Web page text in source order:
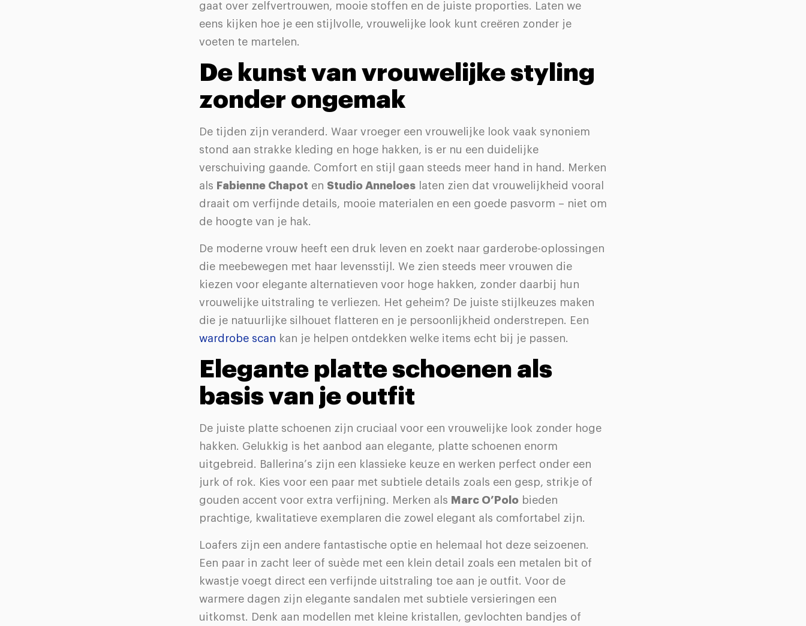
gaat over zelfvertrouwen, mooie stoffen en de juiste proporties. Laten we
eens kijken hoe je een stijlvolle, vrouwelijke look kunt creëren zonder je
voeten te martelen.
De kunst van vrouwelijke styling
zonder ongemak
De tijden zijn veranderd. Waar vroeger een vrouwelijke look vaak synoniem
stond aan strakke kleding en hoge hakken, is er nu een duidelijke
verschuiving gaande. Comfort en stijl gaan steeds meer hand in hand. Merken
als Fabienne Chapot en Studio Anneloes laten zien dat vrouwelijkheid vooral
draait om verfijnde details, mooie materialen en een goede pasvorm – niet om
de hoogte van je hak.
De moderne vrouw heeft een druk leven en zoekt naar garderobe-oplossingen
die meebewegen met haar levensstijl. We zien steeds meer vrouwen die
kiezen voor elegante alternatieven voor hoge hakken, zonder daarbij hun
vrouwelijke uitstraling te verliezen. Het geheim? De juiste stijlkeuzes maken
die je natuurlijke silhouet flatteren en je persoonlijkheid onderstrepen. Een
wardrobe scan kan je helpen ontdekken welke items echt bij je passen.
Elegante platte schoenen als
basis van je outfit
De juiste platte schoenen zijn cruciaal voor een vrouwelijke look zonder hoge
hakken. Gelukkig is het aanbod aan elegante, platte schoenen enorm
uitgebreid. Ballerina’s zijn een klassieke keuze en werken perfect onder een
jurk of rok. Kies voor een paar met subtiele details zoals een gesp, strikje of
gouden accent voor extra verfijning. Merken als Marc O’Polo bieden
prachtige, kwalitatieve exemplaren die zowel elegant als comfortabel zijn.
Loafers zijn een andere fantastische optie en helemaal hot deze seizoenen.
Een paar in zacht leer of suède met een klein detail zoals een metalen bit of
kwastje voegt direct een verfijnde uitstraling toe aan je outfit. Voor de
warmere dagen zijn elegante sandalen met subtiele versieringen een
uitkomst. Denk aan modellen met kleine kristallen, gevlochten bandjes of